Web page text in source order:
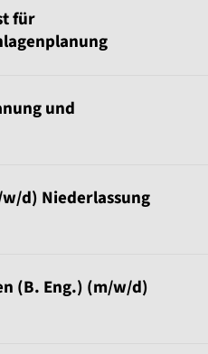
für
und
d) Niederlassung
(B. Eng.) (m/w/d)